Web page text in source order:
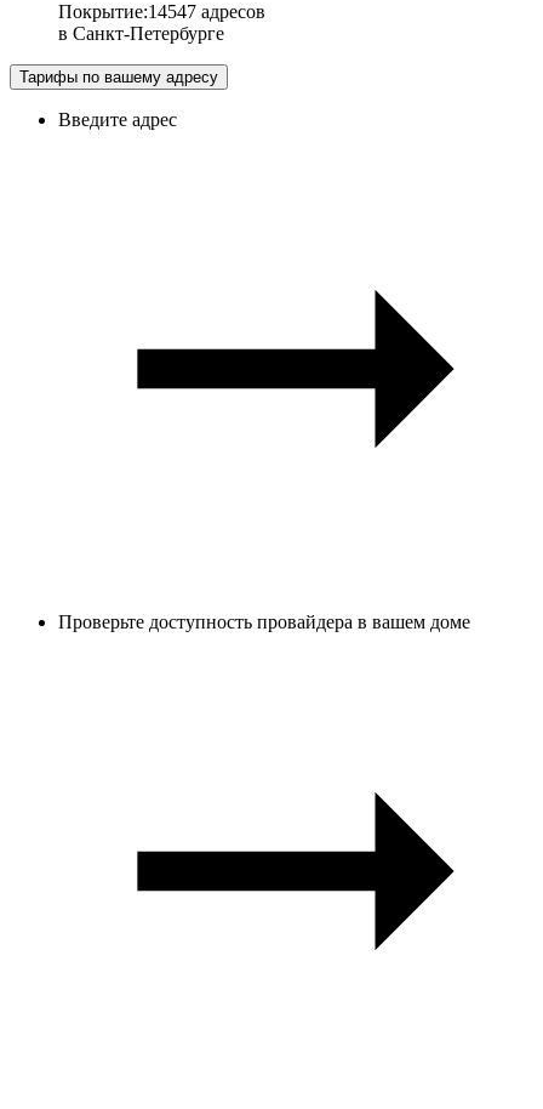
Покрытие:14547 адресов
в Санкт-Петербурге
Тарифы по вашему адресу
Введите адрес
Проверьте доступность провайдера в вашем доме